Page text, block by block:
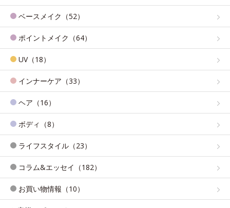
ベースメイク（52）
ポイントメイク（64）
UV（18）
インナーケア（33）
ヘア（16）
ボディ（8）
ライフスタイル（23）
コラム&エッセイ（182）
お買い物情報（10）